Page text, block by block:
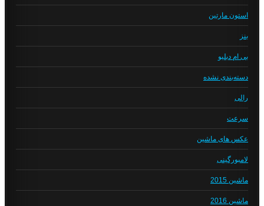
استون مارتین
بنز
بی ام دبلیو
دسته‌بندی نشده
رالی
سرعت
عکس های ماشین
لامبورگینی
ماشین 2015
ماشین 2016